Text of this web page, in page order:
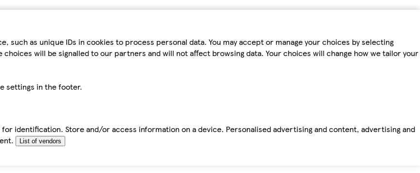
such as unique IDs in cookies to process personal data. You may accept or manage your choices by selecting
choices will be signalled to our partners and will not affect browsing data. Your choices will change how we tailor your
settings in the footer.
identification. Store and/or access information on a device. Personalised advertising and content, advertising and
List of vendors